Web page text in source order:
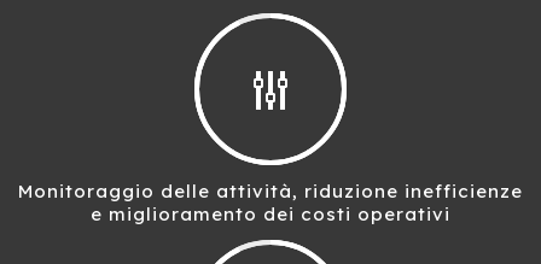
Monitoraggio delle attività, riduzione inefficienze
e miglioramento dei costi operativi